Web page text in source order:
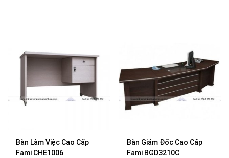
Bàn Làm Việc Cao Cấp
Fami CHE1006
Bàn Giám Đốc Cao Cấp
Fami BGD3210C